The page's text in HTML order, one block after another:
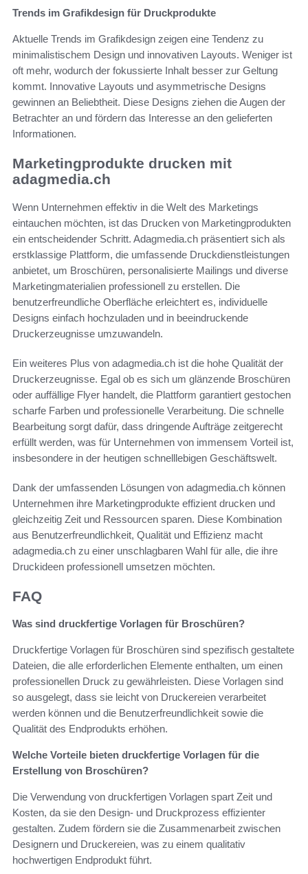
Trends im Grafikdesign für Druckprodukte
Aktuelle Trends im Grafikdesign zeigen eine Tendenz zu
minimalistischem Design und innovativen Layouts. Weniger ist
oft mehr, wodurch der fokussierte Inhalt besser zur Geltung
kommt. Innovative Layouts und asymmetrische Designs
gewinnen an Beliebtheit. Diese Designs ziehen die Augen der
Betrachter an und fördern das Interesse an den gelieferten
Informationen.
Marketingprodukte drucken mit
adagmedia.ch
Wenn Unternehmen effektiv in die Welt des Marketings
eintauchen möchten, ist das Drucken von Marketingprodukten
ein entscheidender Schritt. Adagmedia.ch präsentiert sich als
erstklassige Plattform, die umfassende Druckdienstleistungen
anbietet, um Broschüren, personalisierte Mailings und diverse
Marketingmaterialien professionell zu erstellen. Die
benutzerfreundliche Oberfläche erleichtert es, individuelle
Designs einfach hochzuladen und in beeindruckende
Druckerzeugnisse umzuwandeln.
Ein weiteres Plus von adagmedia.ch ist die hohe Qualität der
Druckerzeugnisse. Egal ob es sich um glänzende Broschüren
oder auffällige Flyer handelt, die Plattform garantiert gestochen
scharfe Farben und professionelle Verarbeitung. Die schnelle
Bearbeitung sorgt dafür, dass dringende Aufträge zeitgerecht
erfüllt werden, was für Unternehmen von immensem Vorteil ist,
insbesondere in der heutigen schnelllebigen Geschäftswelt.
Dank der umfassenden Lösungen von adagmedia.ch können
Unternehmen ihre Marketingprodukte effizient drucken und
gleichzeitig Zeit und Ressourcen sparen. Diese Kombination
aus Benutzerfreundlichkeit, Qualität und Effizienz macht
adagmedia.ch zu einer unschlagbaren Wahl für alle, die ihre
Druckideen professionell umsetzen möchten.
FAQ
Was sind druckfertige Vorlagen für Broschüren?
Druckfertige Vorlagen für Broschüren sind spezifisch gestaltete
Dateien, die alle erforderlichen Elemente enthalten, um einen
professionellen Druck zu gewährleisten. Diese Vorlagen sind
so ausgelegt, dass sie leicht von Druckereien verarbeitet
werden können und die Benutzerfreundlichkeit sowie die
Qualität des Endprodukts erhöhen.
Welche Vorteile bieten druckfertige Vorlagen für die
Erstellung von Broschüren?
Die Verwendung von druckfertigen Vorlagen spart Zeit und
Kosten, da sie den Design- und Druckprozess effizienter
gestalten. Zudem fördern sie die Zusammenarbeit zwischen
Designern und Druckereien, was zu einem qualitativ
hochwertigen Endprodukt führt.